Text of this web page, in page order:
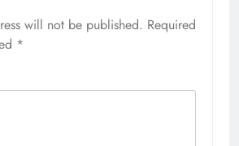
will not be published. Required
*